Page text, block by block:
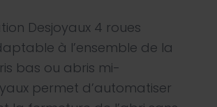
Desjoyaux 4 roues
à l’ensemble de la
bas ou abris mi-
permet d’automatiser